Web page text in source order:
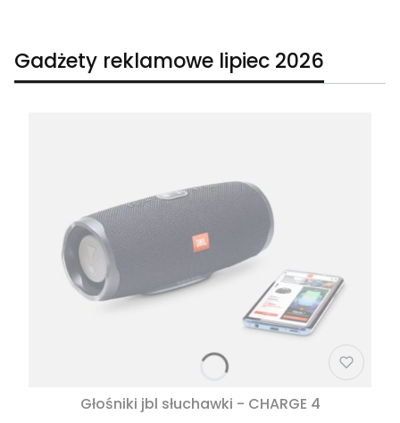
Gadżety reklamowe lipiec 2026
Głośniki jbl słuchawki - CHARGE 4